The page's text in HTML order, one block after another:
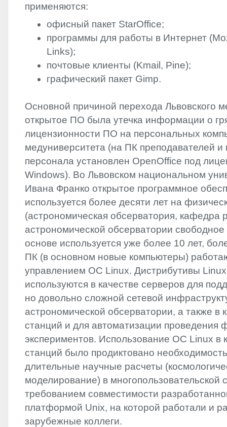
применяются:‭
офисный пакет StarOffice‭;
программы для работы в Интернет‭
‬Links‭);
почтовые клиенты‭ (‬Kmail,‭ ‬Pine‭);
графический пакет Gimp.‭
Основной причиной перехода‭ ‬Львовского
открытое ПО была утечка информации о
лицензионности ПО на персональных
‬медуниверситета‭ (‬на ПК преподавателей и
персонала установлен‭ ‬OpenOffice под‭
Windows‭)‬. Во Львовском национальном
Ивана Франко открытое программное
используется более десяти лет на
(‬астрономическая обсерватория,‭ ‬кафедра
астрономической обсерватории
основе используется уже более‭ ‬10‭ ‬лет,‭
ПК‭ (‬в основном новые компьютеры‭)
управлением ОС Linux.‭ ‬Дистрибутивы
используются в качестве серверов для
‬но довольно сложной сетевой
астрономической обсерватории,‭ ‬а также в
станций и для автоматизации проведения
экспериментов.‭ ‬Использование ОС Linux‭ ‬в
станций было продиктовано
длительные научные расчеты‭
‬моделирование‭) ‬в многопользовательской
требованием совместимости
платформой Unix,‭ ‬на которой работали и
зарубежные коллеги.‭